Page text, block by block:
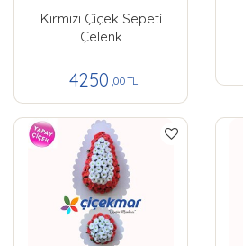
Kırmızı Çiçek Sepeti
Çelenk
4250 ,00 TL